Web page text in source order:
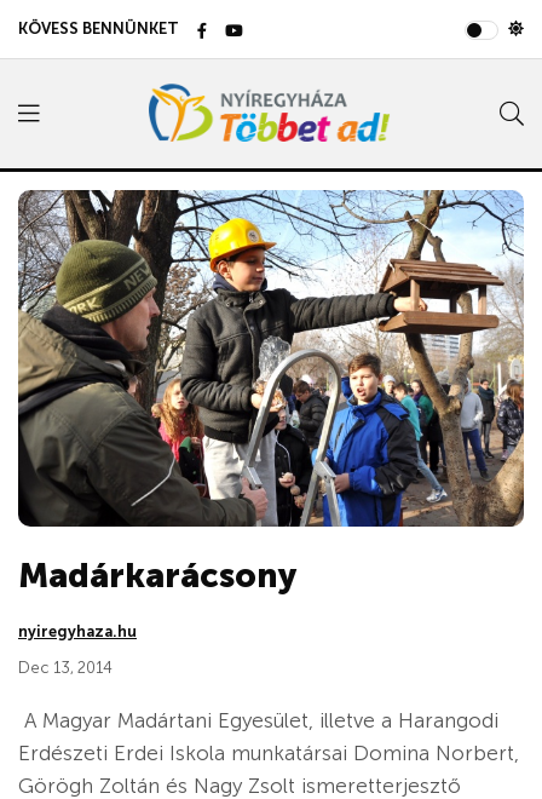
KÖVESS BENNÜNKET
Madárkarácsony
nyiregyhaza.hu
Dec 13, 2014
A Magyar Madártani Egyesület, illetve a Harangodi
Erdészeti Erdei Iskola munkatársai Domina Norbert,
Görögh Zoltán és Nagy Zsolt ismeretterjesztő